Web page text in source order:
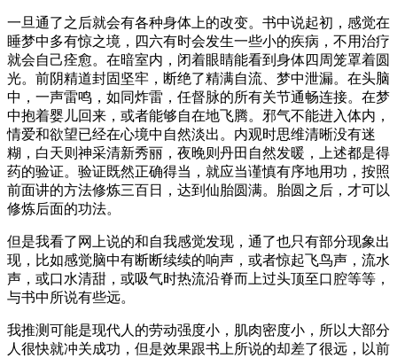
一旦通了之后就会有各种身体上的改变。书中说起初，感觉在
睡梦中多有惊之境，四六有时会发生一些小的疾病，不用治疗
就会自己痊愈。在暗室内，闭着眼睛能看到身体四周笼罩着圆
光。前阴精道封固坚牢，断绝了精满自流、梦中泄漏。在头脑
中，一声雷鸣，如同炸雷，任督脉的所有关节通畅连接。在梦
中抱着婴儿回来，或者能够自在地飞腾。邪气不能进入体内，
情爱和欲望已经在心境中自然淡出。内观时思维清晰没有迷
糊，白天则神采清新秀丽，夜晚则丹田自然发暖，上述都是得
药的验证。验证既然正确得当，就应当谨慎有序地用功，按照
前面讲的方法修炼三百日，达到仙胎圆满。胎圆之后，才可以
修炼后面的功法。
但是我看了网上说的和自我感觉发现，通了也只有部分现象出
现，比如感觉脑中有断断续续的响声，或者惊起飞鸟声，流水
声，或口水清甜，或吸气时热流沿脊而上过头顶至口腔等等，
与书中所说有些远。
我推测可能是现代人的劳动强度小，肌肉密度小，所以大部分
人很快就冲关成功，但是效果跟书上所说的却差了很远，以前